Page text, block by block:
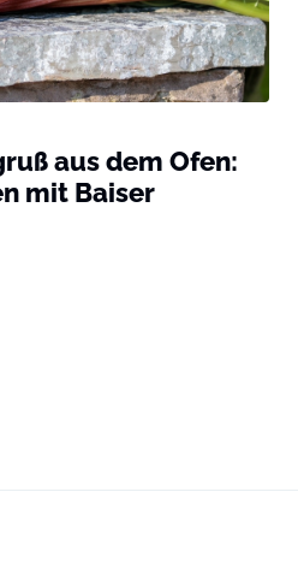
aus dem Ofen:
mit Baiser